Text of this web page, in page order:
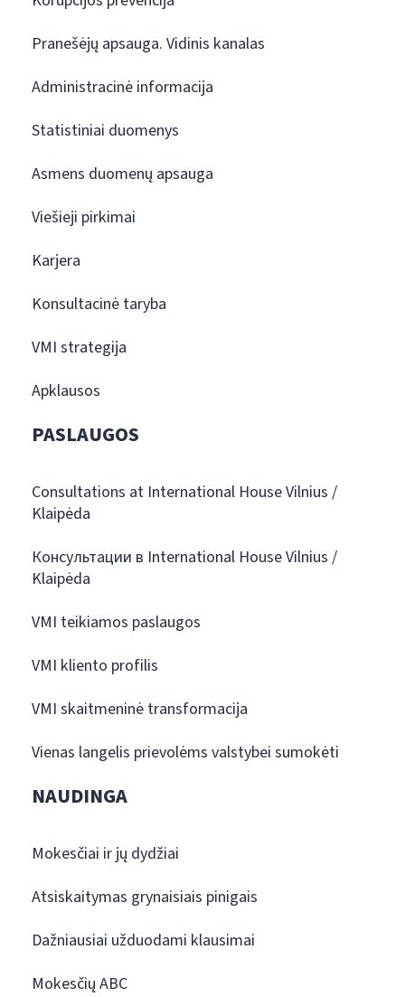
Pranešėjų apsauga. Vidinis kanalas
Administracinė informacija
Statistiniai duomenys
Asmens duomenų apsauga
Viešieji pirkimai
Karjera
Konsultacinė taryba
VMI strategija
Apklausos
PASLAUGOS
Consultations at International House Vilnius /
Klaipėda
Консультации в International House Vilnius /
Klaipėda
VMI teikiamos paslaugos
VMI kliento profilis
VMI skaitmeninė transformacija
Vienas langelis prievolėms valstybei sumokėti
NAUDINGA
Mokesčiai ir jų dydžiai
Atsiskaitymas grynaisiais pinigais
Dažniausiai užduodami klausimai
Mokesčių ABC